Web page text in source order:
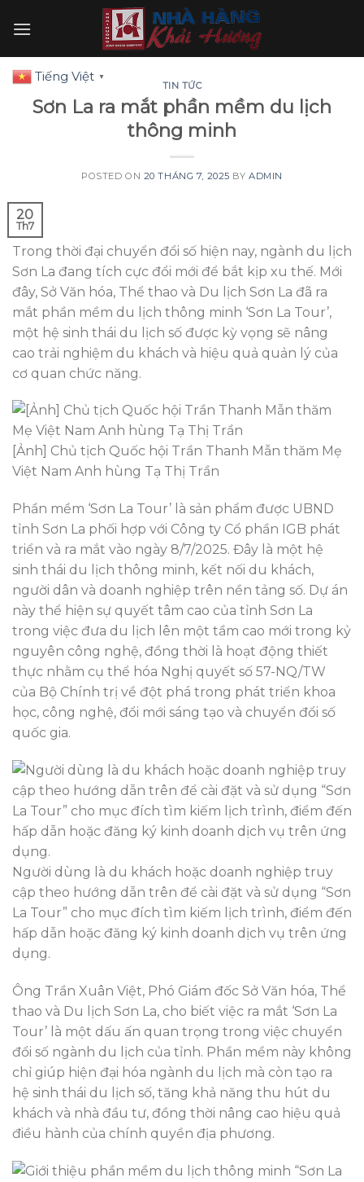
TIN TỨC
Sơn La ra mắt phần mềm du lịch
thông minh
POSTED ON 20 THÁNG 7, 2025 BY ADMIN
20
Th7
Trong thời đại chuyển đổi số hiện nay, ngành du lịch
Sơn La đang tích cực đổi mới để bắt kịp xu thế. Mới
đây, Sở Văn hóa, Thể thao và Du lịch Sơn La đã ra
mắt phần mềm du lịch thông minh ‘Sơn La Tour’,
một hệ sinh thái du lịch số được kỳ vọng sẽ nâng
cao trải nghiệm du khách và hiệu quả quản lý của
cơ quan chức năng.
[Ảnh] Chủ tịch Quốc hội Trần Thanh Mẫn thăm Mẹ
Việt Nam Anh hùng Tạ Thị Trần
Phần mềm ‘Sơn La Tour’ là sản phẩm được UBND
tỉnh Sơn La phối hợp với Công ty Cổ phần IGB phát
triển và ra mắt vào ngày 8/7/2025. Đây là một hệ
sinh thái du lịch thông minh, kết nối du khách,
người dân và doanh nghiệp trên nền tảng số. Dự án
này thể hiện sự quyết tâm cao của tỉnh Sơn La
trong việc đưa du lịch lên một tầm cao mới trong kỷ
nguyên công nghệ, đồng thời là hoạt động thiết
thực nhằm cụ thể hóa Nghị quyết số 57-NQ/TW
của Bộ Chính trị về đột phá trong phát triển khoa
học, công nghệ, đổi mới sáng tạo và chuyển đổi số
quốc gia.
Người dùng là du khách hoặc doanh nghiệp truy
cập theo hướng dẫn trên để cài đặt và sử dụng “Sơn
La Tour” cho mục đích tìm kiếm lịch trình, điểm đến
hấp dẫn hoặc đăng ký kinh doanh dịch vụ trên ứng
dụng.
Ông Trần Xuân Việt, Phó Giám đốc Sở Văn hóa, Thể
thao và Du lịch Sơn La, cho biết việc ra mắt ‘Sơn La
Tour’ là một dấu ấn quan trọng trong việc chuyển
đổi số ngành du lịch của tỉnh. Phần mềm này không
chỉ giúp hiện đại hóa ngành du lịch mà còn tạo ra
hệ sinh thái du lịch số, tăng khả năng thu hút du
khách và nhà đầu tư, đồng thời nâng cao hiệu quả
điều hành của chính quyền địa phương.
Tiếng Việt ▼